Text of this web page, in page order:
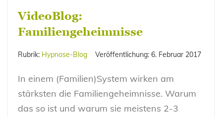
VideoBlog:
Familiengeheimnisse
Rubrik: Hypnose-Blog Veröffentlichung: 6. Februar 2017
In einem (Familien)System wirken am
stärksten die Familiengeheimnisse. Warum
das so ist und warum sie meistens 2-3